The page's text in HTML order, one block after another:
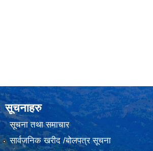
सूचनाहरु
सूचना तथा समाचार
सार्वजनिक खरीद /बोलपत्र सूचना